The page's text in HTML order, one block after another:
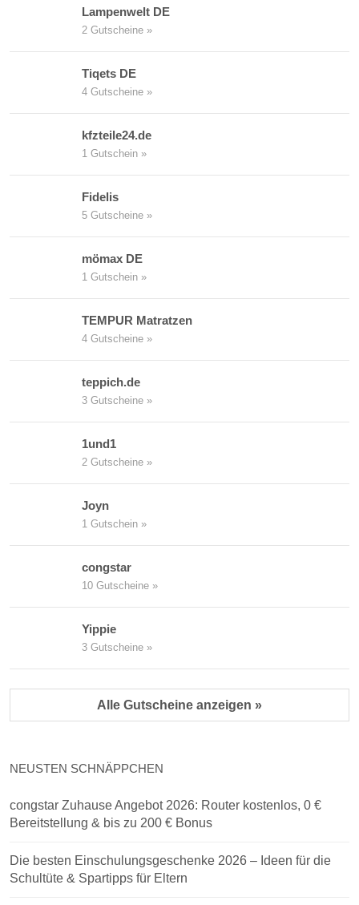
Lampenwelt DE
2 Gutscheine »
Tiqets DE
4 Gutscheine »
kfzteile24.de
1 Gutschein »
Fidelis
5 Gutscheine »
mömax DE
1 Gutschein »
TEMPUR Matratzen
4 Gutscheine »
teppich.de
3 Gutscheine »
1und1
2 Gutscheine »
Joyn
1 Gutschein »
congstar
10 Gutscheine »
Yippie
3 Gutscheine »
Alle Gutscheine anzeigen »
NEUSTEN SCHNÄPPCHEN
congstar Zuhause Angebot 2026: Router kostenlos, 0 €
Bereitstellung & bis zu 200 € Bonus
Die besten Einschulungsgeschenke 2026 – Ideen für die
Schultüte & Spartipps für Eltern